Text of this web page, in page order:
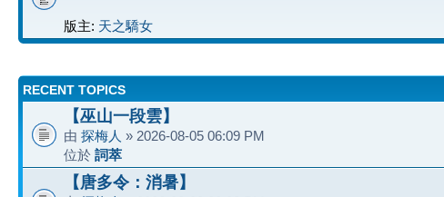
版主: 天之驕女
RECENT TOPICS
【巫山一段雲】
由 探梅人 » 2026-08-05 06:09 PM
位於 詞萃
【唐多令：消暑】